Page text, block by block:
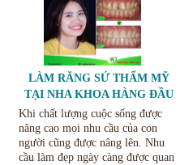
LÀM RĂNG SỨ THẨM MỸ
TẠI NHA KHOA HÀNG ĐẦU
TẠI THÁI NGUYÊN.
Khi chất lượng cuộc sống được
nâng cao mọi nhu cầu của con
người cũng được nâng lên. Nhu
cầu làm đẹp ngày càng được quan